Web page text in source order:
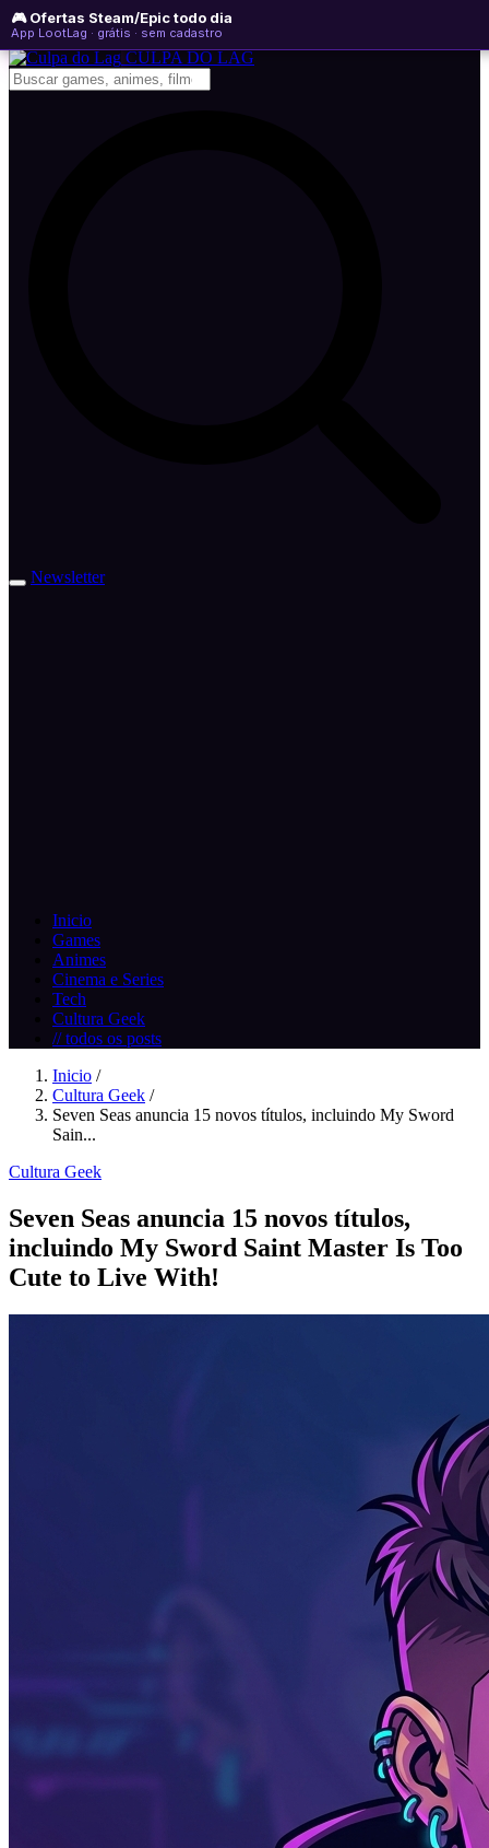
🎮 Ofertas Steam/Epic todo dia
App LootLag · grátis · sem cadastro
sábado, 08 de agosto de 2026 WhatsApp
Newsletter
CULPA DO LAG
Newsletter
Inicio
Games
Animes
Cinema e Series
Tech
Cultura Geek
// todos os posts
Inicio /
Cultura Geek /
Seven Seas anuncia 15 novos títulos, incluindo My Sword
Sain...
Cultura Geek
Seven Seas anuncia 15 novos títulos,
incluindo My Sword Saint Master Is Too
Cute to Live With!